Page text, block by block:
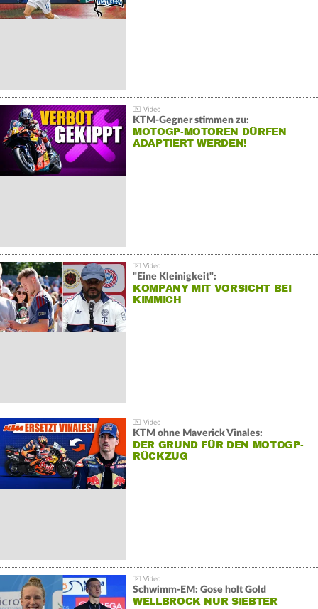
KTM-Gegner stimmen zu:
MOTOGP-MOTOREN DÜRFEN
ADAPTIERT WERDEN!
"Eine Kleinigkeit":
KOMPANY MIT VORSICHT BEI
KIMMICH
KTM ohne Maverick Vinales:
DER GRUND FÜR DEN MOTOGP-
RÜCKZUG
Schwimm-EM: Gose holt Gold
WELLBROCK NUR SIEBTER